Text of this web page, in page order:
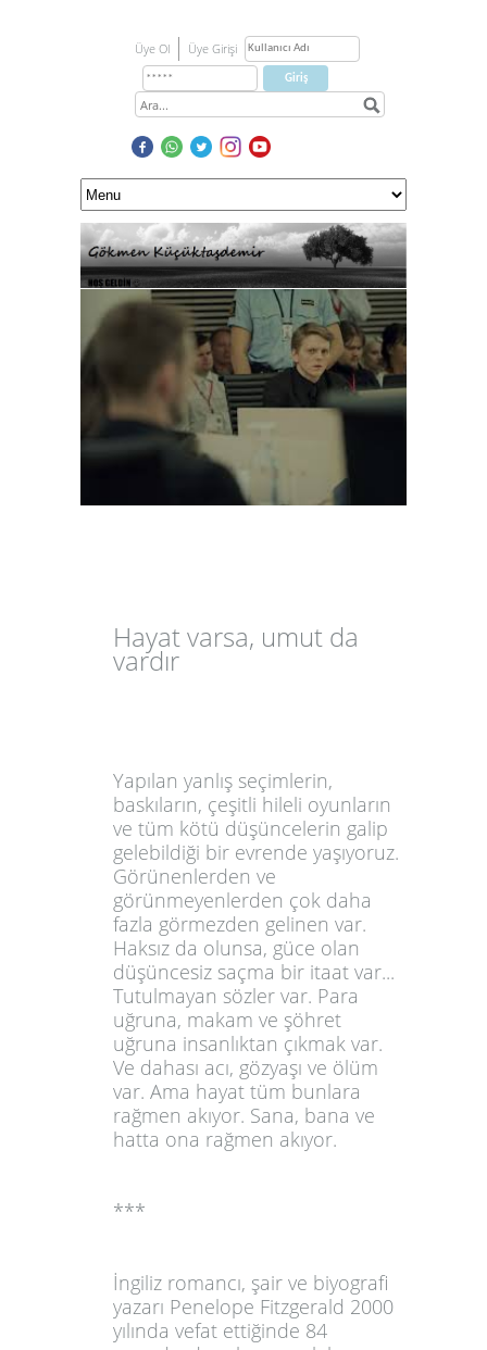
Üye Ol Üye Girişi
Hayat varsa, umut da
vardır
Yapılan yanlış seçimlerin,
baskıların, çeşitli hileli oyunların
ve tüm kötü düşüncelerin galip
gelebildiği bir evrende yaşıyoruz.
Görünenlerden ve
görünmeyenlerden çok daha
fazla görmezden gelinen var.
Haksız da olunsa, güce olan
düşüncesiz saçma bir itaat var...
Tutulmayan sözler var. Para
uğruna, makam ve şöhret
uğruna insanlıktan çıkmak var.
Ve dahası acı, gözyaşı ve ölüm
var. Ama hayat tüm bunlara
rağmen akıyor. Sana, bana ve
hatta ona rağmen akıyor.
***
İngiliz romancı, şair ve biyografi
yazarı Penelope Fitzgerald 2000
yılında vefat ettiğinde 84